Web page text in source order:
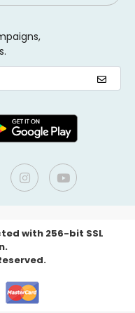
with 256-bit SSL